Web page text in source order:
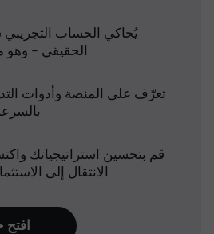
يُحاكي الحساب
الحقيقي - وهو
تعرّف على المنصة وأدوات
قم بتحسين استراتيجياتك
الانتقال إلى
افتح